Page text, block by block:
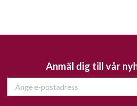
Anmäl dig till vår